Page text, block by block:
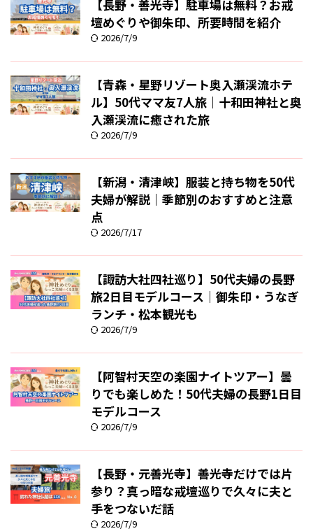
【長野・善光寺】駐車場は無料？お戒
壇めぐりや御朱印、所要時間を紹介
2026/7/9
【青森・星野リゾート奥入瀬渓流ホテ
ル】50代ママ友7人旅｜十和田神社と奥
入瀬渓流に癒された旅
2026/7/9
【新潟・清津峡】服装と持ち物を50代
夫婦が解説｜季節別のおすすめと注意
点
2026/7/17
【諏訪大社四社巡り】50代夫婦の長野
旅2日目モデルコース｜御朱印・うなぎ
ランチ・松本観光も
2026/7/9
【阿智村天空の楽園ナイトツアー】曇
りでも楽しめた！50代夫婦の長野1日目
モデルコース
2026/7/9
【長野・元善光寺】善光寺だけでは片
参り？真っ暗な戒壇巡りで久々に夫と
手をつないだ話
2026/7/9